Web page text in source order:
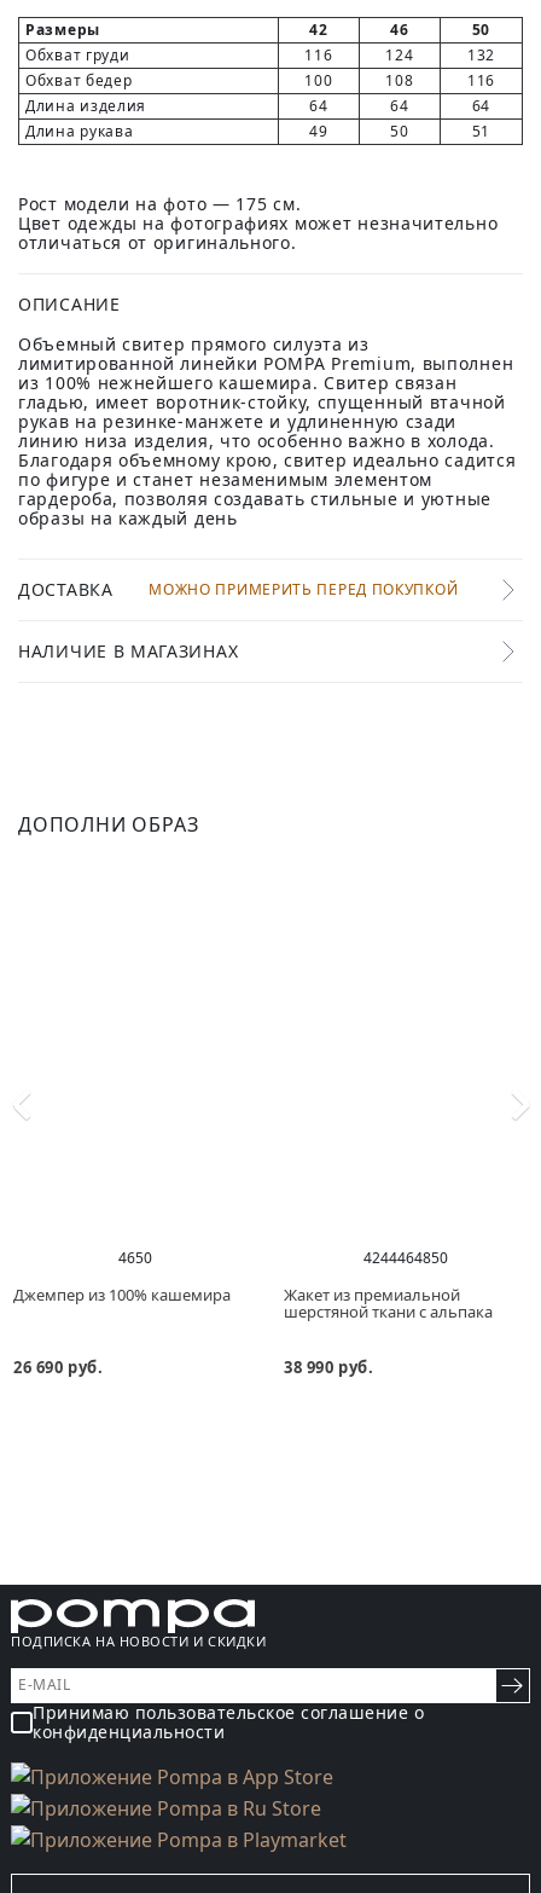
Размеры 42 46
50
Обхват груди
116 124
132
Обхват бедер
100 108
116
Длина изделия
64 64
64
Длина рукава
49 50 51
Рост модели на фото — 175 см.
Цвет одежды на фотографиях может незначительно
отличаться от оригинального.
ОПИСАНИЕ
Объемный свитер прямого силуэта из
лимитированной линейки POMPA Premium, выполнен
из 100% нежнейшего кашемира. Свитер связан
гладью, имеет воротник-стойку, спущенный втачной
рукав на резинке-манжете и удлиненную сзади
линию низа изделия, что особенно важно в холода.
Благодаря объемному крою, свитер идеально садится
по фигуре и станет незаменимым элементом
гардероба, позволяя создавать стильные и уютные
образы на каждый день
ДОСТАВКА МОЖНО ПРИМЕРИТЬ ПЕРЕД ПОКУПКОЙ
НАЛИЧИЕ В МАГАЗИНАХ
ДОПОЛНИ ОБРАЗ
4650
Джемпер из 100% кашемира
26 690 руб.
4244464850
Жакет из премиальной
шерстяной ткани с альпака
38 990 руб.
ПОДПИСКА НА НОВОСТИ И СКИДКИ
Принимаю пользовательское соглашение о
конфиденциальности